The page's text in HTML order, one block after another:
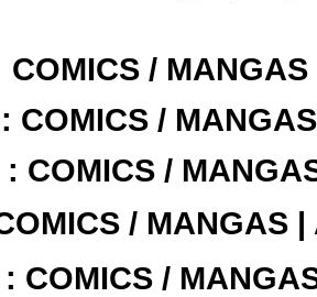
COMICS /
: COMICS /
: COMICS /
/ MANGAS |
: COMICS /